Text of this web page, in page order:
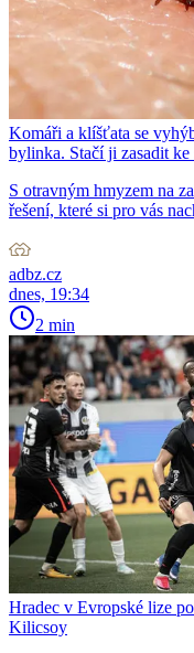
Komáři a klíšťata se
bylinka. Stačí ji zasadit ke
S otravným hmyzem na
řešení, které si pro vás
adbz.cz
dnes, 19:34
2 min
Hradec v Evropské lize
Kilicsoy